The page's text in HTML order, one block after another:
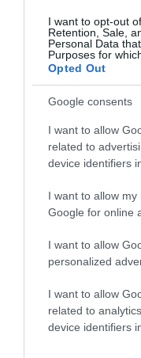
I want to opt-out
Retention, Sale,
Personal Data
Purposes for
Opted Out
Google consents
I want to allow
related to
device identifiers
I want to allow
Google for online
I want to allow
personalized
I want to allow
related to
device identifiers
επίσημος που
τακτικότητα πλοίου
εκκλησίας μια
Μπατσιώτη εξ
αποπεράτωση του
Η